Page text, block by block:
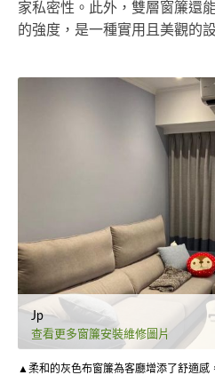
家私密性。此外，雙層窗簾還
的強度，是一種實用且美觀的
Jp
查看更多窗簾安裝維修圖片
▲柔和的灰色布窗簾為客廳增添了舒適感